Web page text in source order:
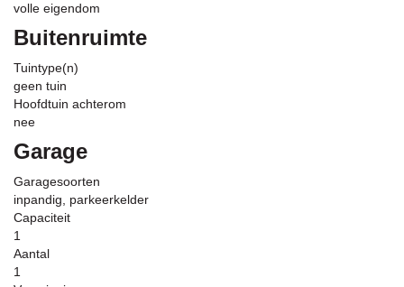
volle eigendom
Buitenruimte
Tuintype(n)
geen tuin
Hoofdtuin achterom
nee
Garage
Garagesoorten
inpandig, parkeerkelder
Capaciteit
1
Aantal
1